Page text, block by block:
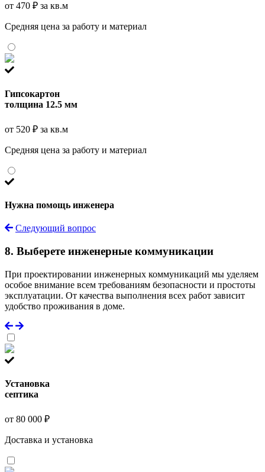
от 470 ₽ за кв.м
Средняя цена за работу и материал
Гипсокартон
толщина 12.5 мм
от 520 ₽ за кв.м
Средняя цена за работу и материал
Нужна помощь инженера
Следующий вопрос
8. Выберете инженерные коммуникации
При проектировании инженерных коммуникаций мы уделяем
особое внимание всем требованиям безопасности и простоты
эксплуатации. От качества выполнения всех работ зависит
удобство проживания в доме.
Установка
септика
от 80 000 ₽
Доставка и установка